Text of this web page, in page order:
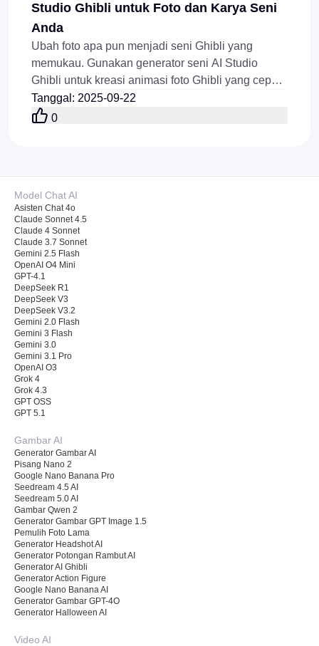
Studio Ghibli untuk Foto dan Karya Seni
Anda
Ubah foto apa pun menjadi seni Ghibli yang
memukau. Gunakan generator seni AI Studio
Ghibli untuk kreasi animasi foto Ghibli yang cepat
dan stabil hanya dalam hitungan menit.
Tanggal : 2025-09-22
0
Model Chat AI
Asisten Chat 4o
Claude Sonnet 4.5
Claude 4 Sonnet
Claude 3.7 Sonnet
Gemini 2.5 Flash
OpenAI O4 Mini
GPT-4.1
DeepSeek R1
DeepSeek V3
DeepSeek V3.2
Gemini 2.0 Flash
Gemini 3 Flash
Gemini 3.0
Gemini 3.1 Pro
OpenAI O3
Grok 4
Grok 4.3
GPT OSS
GPT 5.1
Gambar AI
Generator Gambar AI
Pisang Nano 2
Google Nano Banana Pro
Seedream 4.5 AI
Seedream 5.0 AI
Gambar Qwen 2
Generator Gambar GPT Image 1.5
Pemulih Foto Lama
Generator Headshot AI
Generator Potongan Rambut AI
Generator AI Ghibli
Generator Action Figure
Google Nano Banana AI
Generator Gambar GPT-4O
Generator Halloween AI
Video AI